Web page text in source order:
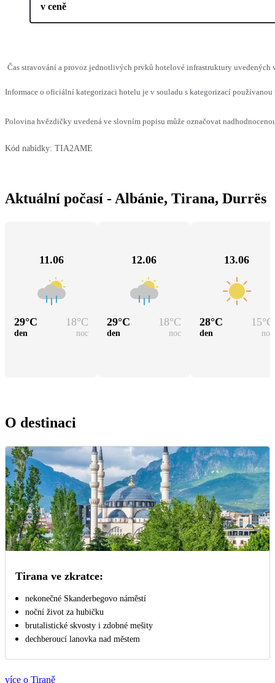
v ceně
Čas stravování a provoz jednotlivých prvků hotelové infrastruktury uvedených
Informace o oficiální kategorizaci hotelu je v souladu s kategorizací
Polovina hvězdičky uvedená ve slovním popisu může označovat
Kód nabídky: TIA2AME
Aktuální počasí - Albánie, Tirana, Durrës
11.06
29°C 18°C
den noc
12.06
29°C 18°C
den noc
13.06
28°C 15°C
den noc
O destinaci
Tirana ve zkratce:
nekonečné Skanderbegovo náměstí
noční život za hubičku
brutalistické skvosty i zdobné mešity
dechberoucí lanovka nad městem
více o Tiraně